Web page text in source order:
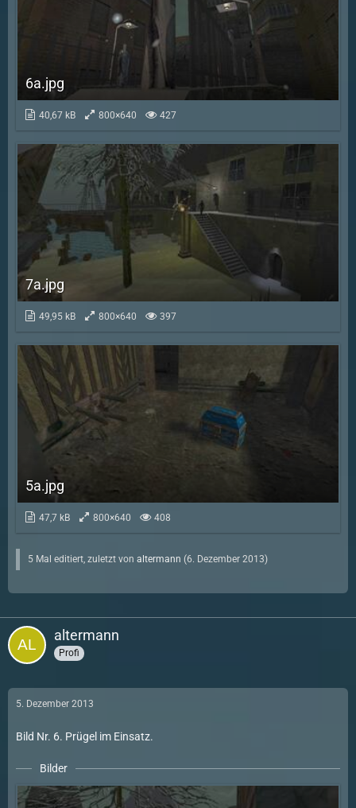
6a.jpg
40,67 kB 800×640 427
7a.jpg
49,95 kB 800×640 397
5a.jpg
47,7 kB 800×640 408
5 Mal editiert, zuletzt von altermann (6. Dezember 2013)
altermann
Profi
5. Dezember 2013
Bild Nr. 6. Prügel im Einsatz.
Bilder